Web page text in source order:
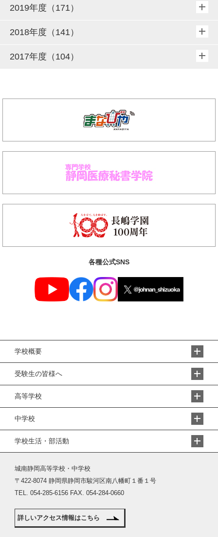
2019年度（171）
2018年度（141）
2017年度（104）
各種公式SNS
学校概要
受験生の皆様へ
高等学校
中学校
学校生活・部活動
城南静岡高等学校・中学校
〒422-8074 静岡県静岡市駿河区南八幡町１番１号
TEL. 054-285-6156 FAX. 054-284-0660
詳しいアクセス情報はこちら